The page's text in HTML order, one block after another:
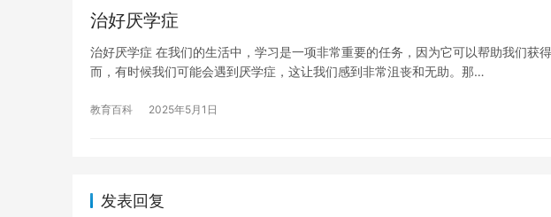
治好厌学症
治好厌学症 在我们的生活中，学习是一项非常重要的任务，因为它可以帮助我们获
而，有时候我们可能会遇到厌学症，这让我们感到非常沮丧和无助。那…
教育百科 2025年5月1日
发表回复